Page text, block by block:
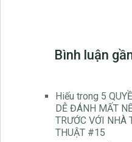
Bình luận
Hiếu trong 5
DỄ ĐÁNH MẤT
TRƯỚC VỚI NHÀ
THUẬT #15